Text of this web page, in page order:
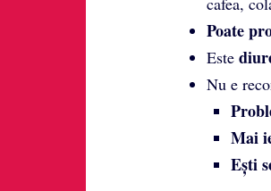
Poate
Este
Nu e
Mai
Ești